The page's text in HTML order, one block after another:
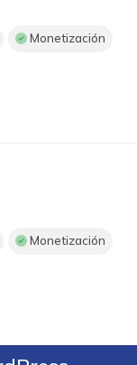
Monetización
Monetización